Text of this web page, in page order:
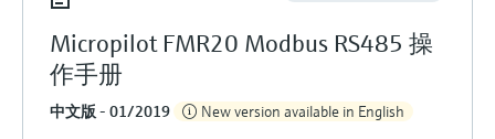
Micropilot FMR20 Modbus RS485 操
作手册
中文版 - 01/2019 New version available in English